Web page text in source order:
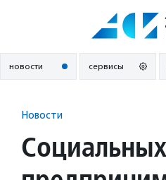
новости сервисы
Новости
Социальных